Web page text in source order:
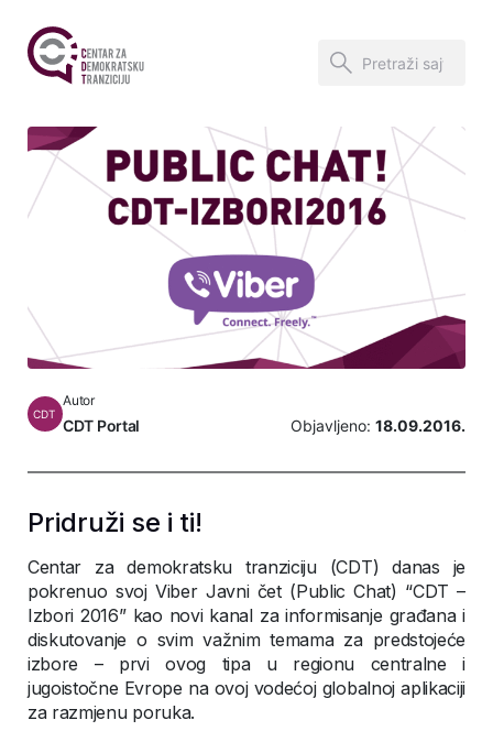
CDT
Autor
CDT Portal Objavljeno: 18.09.2016.
Pridruži se i ti!
Centar za demokratsku tranziciju (CDT) danas je
pokrenuo svoj Viber Javni čet (Public Chat) “CDT –
Izbori 2016” kao novi kanal za informisanje građana i
diskutovanje o svim važnim temama za predstojeće
izbore – prvi ovog tipa u regionu centralne i
jugoistočne Evrope na ovoj vodećoj globalnoj aplikaciji
za razmjenu poruka.